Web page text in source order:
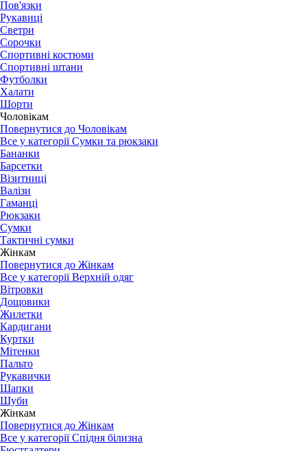
Пов'язки
Рукавиці
Светри
Сорочки
Спортивні костюми
Спортивні штани
Футболки
Халати
Шорти
Чоловікам
Повернутися до Чоловікам
Все у категорії Сумки та рюкзаки
Бананки
Барсетки
Візитниці
Валізи
Гаманці
Рюкзаки
Сумки
Тактичні сумки
Жінкам
Повернутися до Жінкам
Все у категорії Верхній одяг
Вітровки
Дощовики
Жилетки
Кардигани
Куртки
Мітенки
Пальто
Рукавички
Шапки
Шуби
Жінкам
Повернутися до Жінкам
Все у категорії Спідня білизна